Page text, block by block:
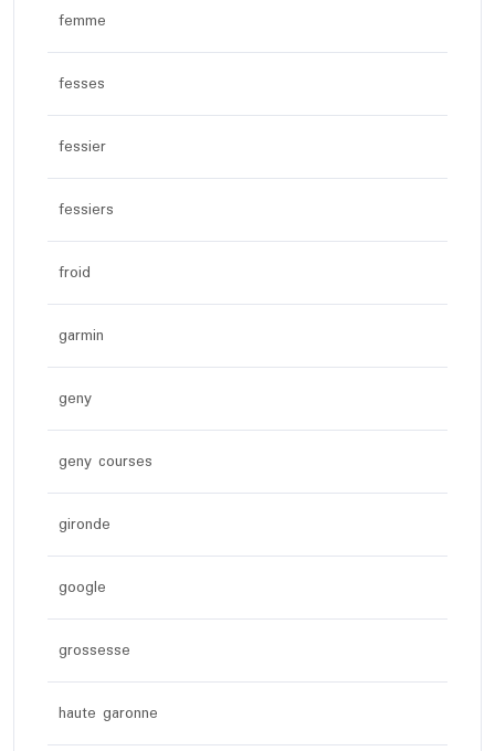
femme
fesses
fessier
fessiers
froid
garmin
geny
geny courses
gironde
google
grossesse
haute garonne